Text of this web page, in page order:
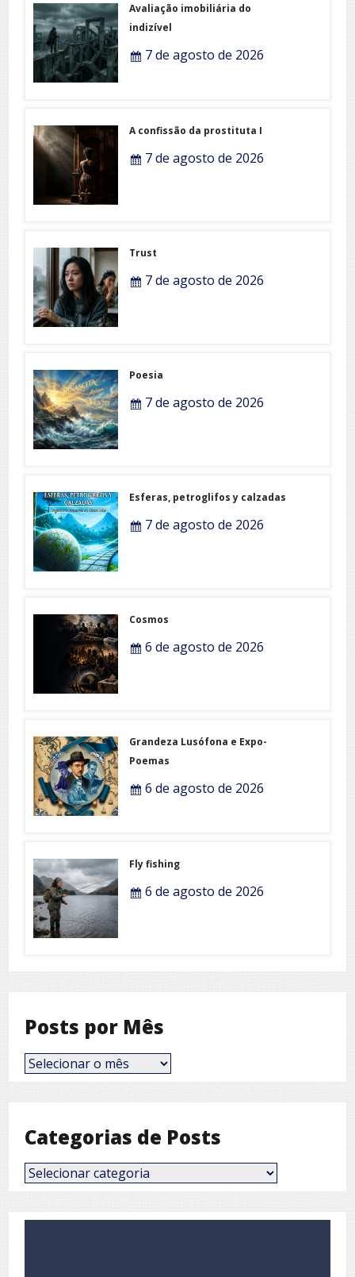
Avaliação imobiliária do
indizível
7 de agosto de 2026
A confissão da prostituta I
7 de agosto de 2026
Trust
7 de agosto de 2026
Poesia
7 de agosto de 2026
Esferas, petroglifos y calzadas
7 de agosto de 2026
Cosmos
6 de agosto de 2026
Grandeza Lusófona e Expo-
Poemas
6 de agosto de 2026
Fly fishing
6 de agosto de 2026
Posts por Mês
Posts
por
Categorias de Posts
Categorias
de